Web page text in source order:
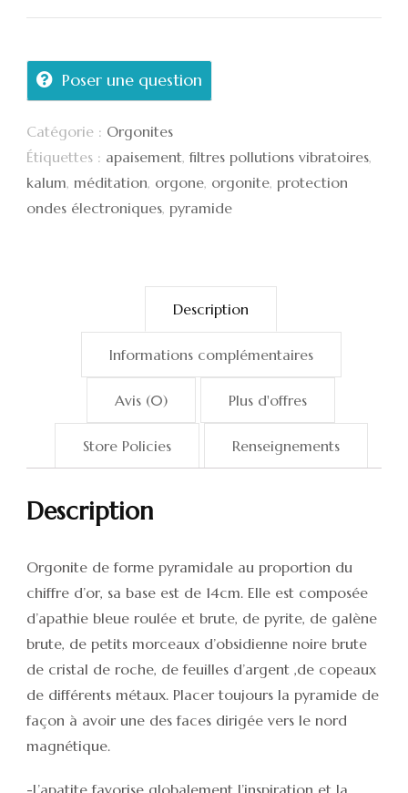
Poser une question
Catégorie : Orgonites
Étiquettes : apaisement,filtres pollutions vibratoires,
kalum, méditation, orgone, orgonite, protection
ondes électroniques, pyramide
Description
Informations complémentaires
Avis (0) Plus d'offres
Store Policies Renseignements
Description
Orgonite de forme pyramidale au proportion du
chiffre d’or, sa base est de 14cm. Elle est composée
d’apathie bleue roulée et brute, de pyrite, de galène
brute, de petits morceaux d’obsidienne noire brute
de cristal de roche, de feuilles d’argent ,de copeaux
de différents métaux. Placer toujours la pyramide de
façon à avoir une des faces dirigée vers le nord
magnétique.